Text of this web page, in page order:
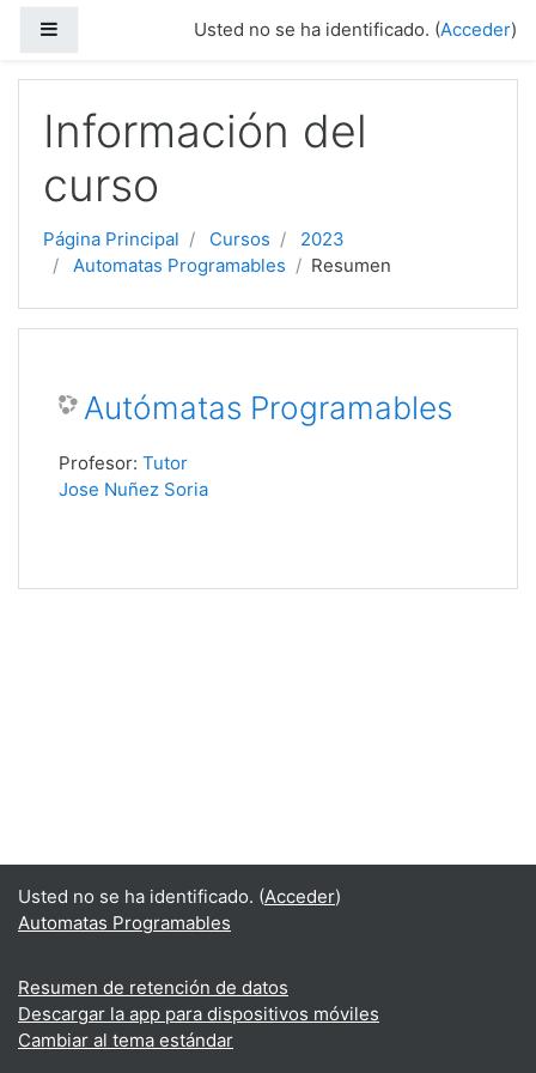
Usted no se ha identificado. (Acceder)
Información del
curso
Página Principal Cursos
2023
Automatas Programables
Resumen
Autómatas Programables
Profesor: Tutor
Jose Nuñez Soria
Usted no se ha identificado. (Acceder)
Automatas Programables
Resumen de retención de datos
Descargar la app para dispositivos móviles
Cambiar al tema estándar